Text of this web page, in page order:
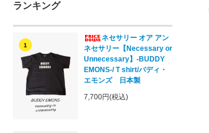
ランキング
1
ネセサリー オア アン
ネセサリー【Necessary or
Unnecessary】-BUDDY
EMONS-/ T shirt/バディ・
エモンズ 日本製
7,700円(税込)